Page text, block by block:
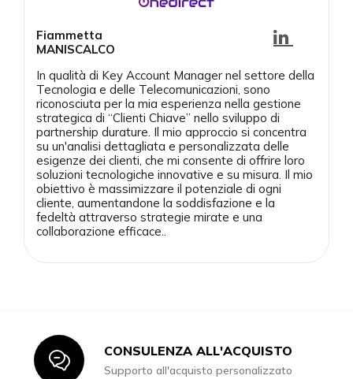
Fiammetta
MANISCALCO
In qualità di Key Account Manager nel settore della
Tecnologia e delle Telecomunicazioni, sono
riconosciuta per la mia esperienza nella gestione
strategica di “Clienti Chiave” nello sviluppo di
partnership durature. Il mio approccio si concentra
su un'analisi dettagliata e personalizzata delle
esigenze dei clienti, che mi consente di offrire loro
soluzioni tecnologiche innovative e su misura. Il mio
obiettivo è massimizzare il potenziale di ogni
cliente, aumentandone la soddisfazione e la
fedeltà attraverso strategie mirate e una
collaborazione efficace..
IconCONSULENZA ALL'ACQUISTO
Supporto all'acquisto personalizzato